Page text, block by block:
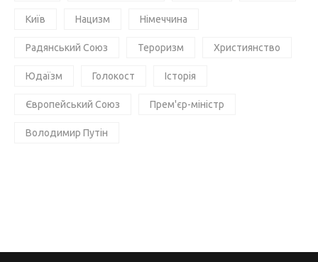
Київ Нацизм Німеччина
Радянський Союз Тероризм Християнство
Юдаїзм Голокост Історія
Європейський Союз Прем'єр-міністр
Володимир Путін